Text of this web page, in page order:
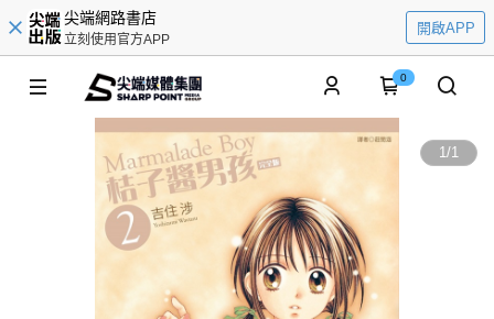
尖端網路書店
立刻使用官方APP
開啟APP
0
1/1